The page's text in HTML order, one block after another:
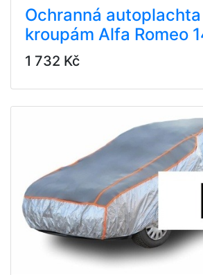
Ochranná
kroupám Alfa Romeo
1 732 Kč